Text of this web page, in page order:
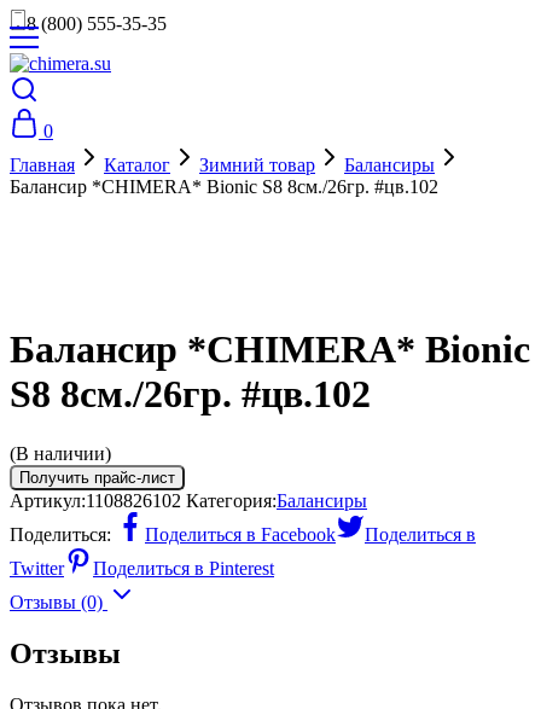
8 (800) 555-35-35
0
Главная
Каталог Зимний товар
Балансиры
Балансир *CHIMERA* Bionic S8 8см./26гр. #цв.102
Балансир *CHIMERA* Bionic
S8 8см./26гр. #цв.102
(В наличии)
Получить прайс-лист
Артикул:1108826102 Категория:Балансиры
Поделиться:
Поделиться в Facebook
Поделиться в
Twitter
Поделиться в Pinterest
Отзывы (0)
Отзывы
Отзывов пока нет.